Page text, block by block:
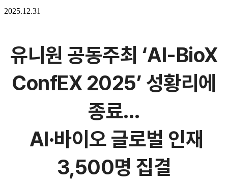
2025.12.31
유니원 공동주최 ‘AI-BioX
ConfEX 2025’ 성황리에
종료…
AI·바이오 글로벌 인재
3,500명 집결